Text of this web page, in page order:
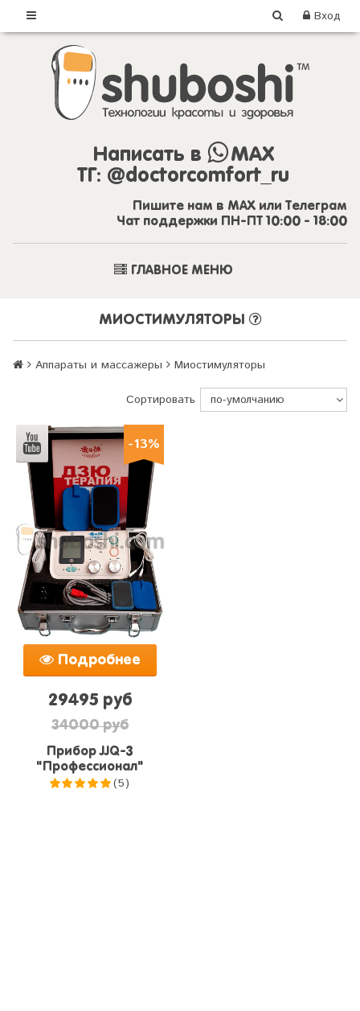
Вход
Написать в
MAX
ТГ: @doctorcomfort_ru
Пишите нам в MAX или Телеграм
Чат поддержки ПН-ПТ 10:00 - 18:00
ГЛАВНОЕ МЕНЮ
МИОСТИМУЛЯТОРЫ
Аппараты и массажеры Миостимуляторы
Сортировать
-13%
Подробнее
29495 руб
34000 руб
Прибор JJQ-3
"Профессионал"
(5)